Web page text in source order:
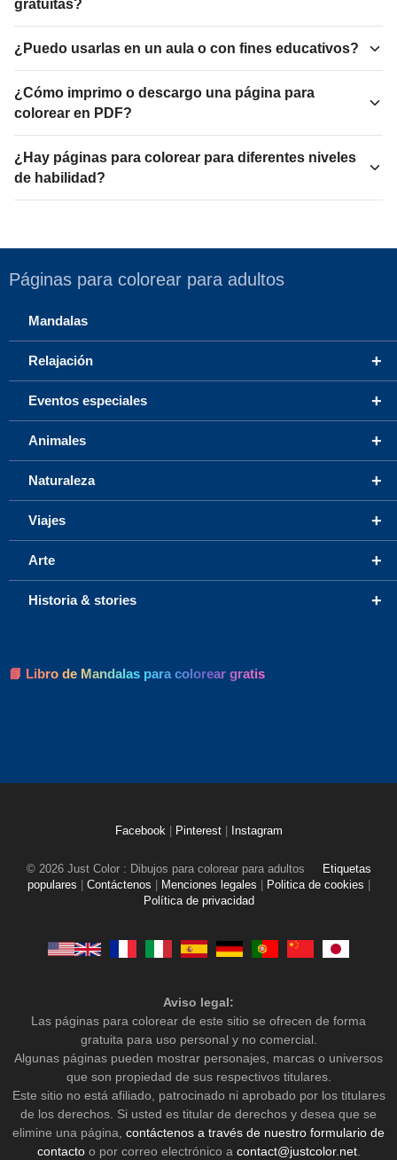
gratuitas?
¿Puedo usarlas en un aula o con fines educativos?
¿Cómo imprimo o descargo una página para
colorear en PDF?
¿Hay páginas para colorear para diferentes niveles
de habilidad?
Páginas para colorear para adultos
Mandalas
+
Relajación
+
Eventos especiales
+
Animales
+
Naturaleza
+
Viajes
+
Arte
+
Historia & stories
📘 Libro de Mandalas para colorear gratis
Facebook Pinterest Instagram
© 2026 Just Color : Dibujos para colorear para adultos
Etiquetas
populares
Contáctenos Menciones legales Politica de cookies
Política de privacidad
Aviso legal:
Las páginas para colorear de este sitio se ofrecen de forma
gratuita para uso personal y no comercial.
Algunas páginas pueden mostrar personajes, marcas o universos
que son propiedad de sus respectivos titulares.
Este sitio no está afiliado, patrocinado ni aprobado por los titulares
de los derechos. Si usted es titular de derechos y desea que se
elimine una página, contáctenos a través de nuestro formulario de
contactoo por correo electrónico a contact@justcolor.net.